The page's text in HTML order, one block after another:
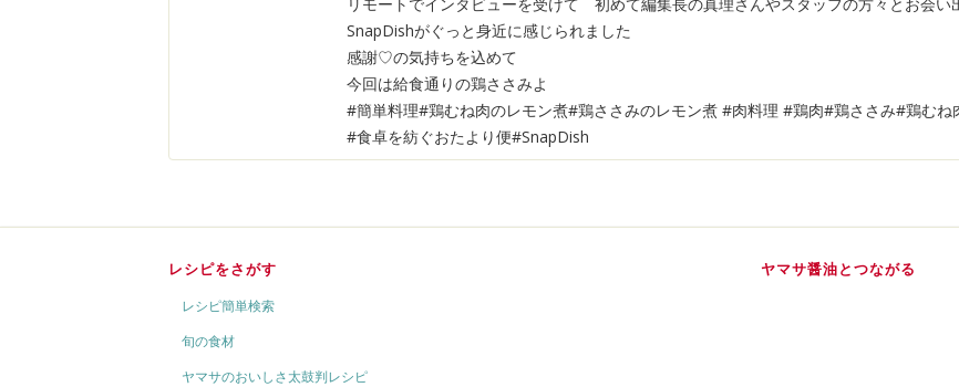
SnapDishがぐっと身近に感じられました
感謝♡の気持ちを込めて
今回は給食通りの鶏ささみよ
#簡単料理#鶏むね肉のレモン煮#鶏ささみのレモン煮 #肉料理 #鶏肉#鶏ささみ#鶏む
#食卓を紡ぐおたより便#SnapDish
レシピをさがす
レシピ簡単検索
旬の食材
ヤマサのおいしさ太鼓判レシピ
ヤマサ醤油とつながる